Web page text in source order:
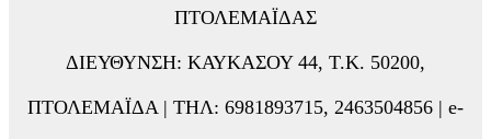
ΠΤΟΛΕΜΑΪΔΑΣ
ΔΙΕΥΘΥΝΣΗ: ΚΑΥΚΑΣΟΥ 44, Τ.Κ. 50200,
ΠΤΟΛΕΜΑΪΔΑ | ΤΗΛ: 6981893715, 2463504856 | e-